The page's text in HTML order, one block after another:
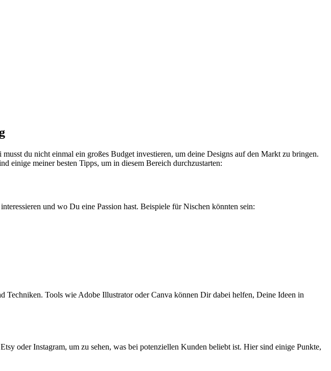
du nicht einmal ein großes Budget investieren, um deine⁢ Designs auf den Markt ⁣zu bringen.
⁣einige meiner besten Tipps,⁤ um in diesem Bereich durchzustarten:
und wo Du eine Passion hast. Beispiele für Nischen könnten sein:
Techniken. Tools wie Adobe Illustrator oder Canva können Dir dabei helfen, Deine Ideen in
oder Instagram, um ‍zu sehen, was⁤ bei potenziellen Kunden beliebt ist. ⁣Hier⁤ sind einige Punkte,